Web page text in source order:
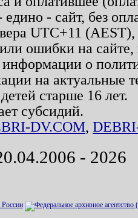
- сайт, без
UTC+11
ошибки на
информации о
на актуальные
старше 16 лет.
субсидий.
DV.COM,
- 2026